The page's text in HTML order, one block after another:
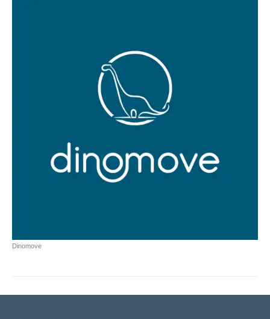
Dinomove